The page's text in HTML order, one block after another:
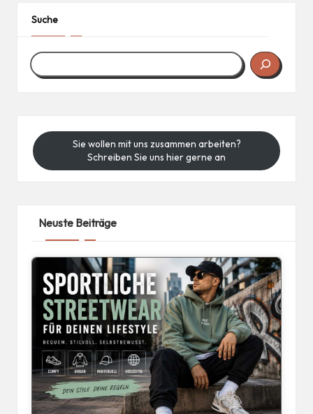
Suche
Sie wollen mit uns zusammen arbeiten?
Schreiben Sie uns hier gerne an
Neuste Beiträge